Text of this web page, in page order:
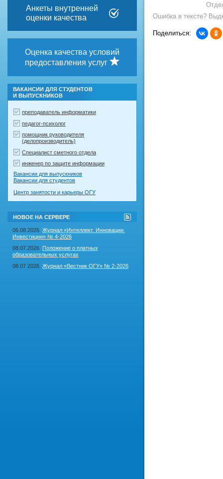
Анкеты внутренней
оценки качества
Оценка качества условий
предоставления услуг
ВАКАНСИИ ДЛЯ СТУДЕНТОВ
И ВЫПУСКНИКОВ
преподаватель информатики
педагог-психолог
помощник руководителя
(делопроизводитель)
Специалист сметного отдела
инженер по защите информации
Вакансии для выпускников
Вакансии для студентов
Центр занятости и карьеры ОГУ
НОВОЕ НА СЕРВЕРЕ
RSS-
лента
на
06.08.2026 Журнал «Интеллект. Инновации.
Инвестиции» № 4-2026
08.07.2026 Положение о платных
образовательных услугах
08.07.2026 Журнал «Вестник ОГУ» № 2-2026
Ошибка в тексте?
Поделиться: